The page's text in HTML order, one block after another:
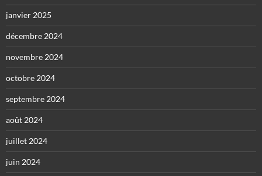
janvier 2025
décembre 2024
novembre 2024
octobre 2024
septembre 2024
août 2024
juillet 2024
juin 2024